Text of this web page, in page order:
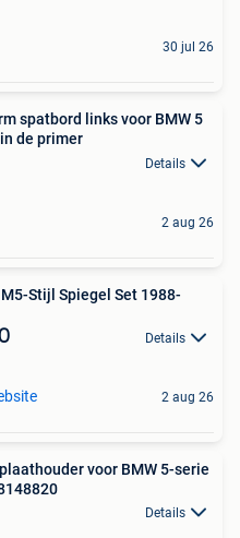
30 jul 26
spatbord links voor BMW 5
de primer
Details
2 aug 26
M5-Stijl Spiegel Set 1988-
Details
2 aug 26
voor BMW 5-serie
Details